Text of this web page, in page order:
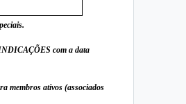
com a data
membros ativos (associados